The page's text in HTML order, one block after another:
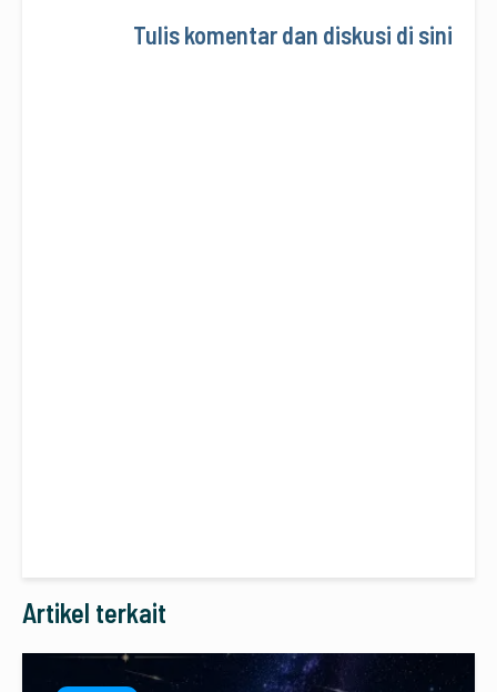
Tulis komentar dan diskusi di sini
Artikel terkait